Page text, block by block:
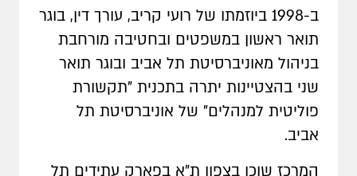
ב-1998 ביוזמתו של רועי קריב, עורך דין, בוגר
תואר ראשון במשפטים ובחטיבה מורחבת
בניהול מאוניברסיטת תל אביב ובוגר תואר
שני בהצטיינות יתרה בתכנית "תקשורת
פוליטית למנהלים" של אוניברסיטת תל
אביב.
המרכז שוכן בצפון ת"א בפארק עתידים תל